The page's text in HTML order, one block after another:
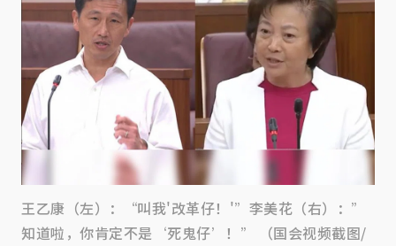
王乙康（左）：“叫我'改革仔！'”李美花（右）：”
知道啦，你肯定不是‘死鬼仔’！” （国会视频截图/